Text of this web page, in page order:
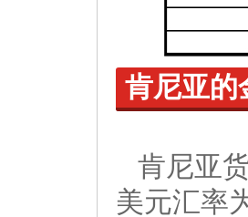
肯尼亚的
肯尼亚
美元汇率